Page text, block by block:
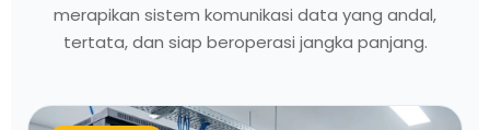
merapikan sistem komunikasi data yang andal,
tertata, dan siap beroperasi jangka panjang.